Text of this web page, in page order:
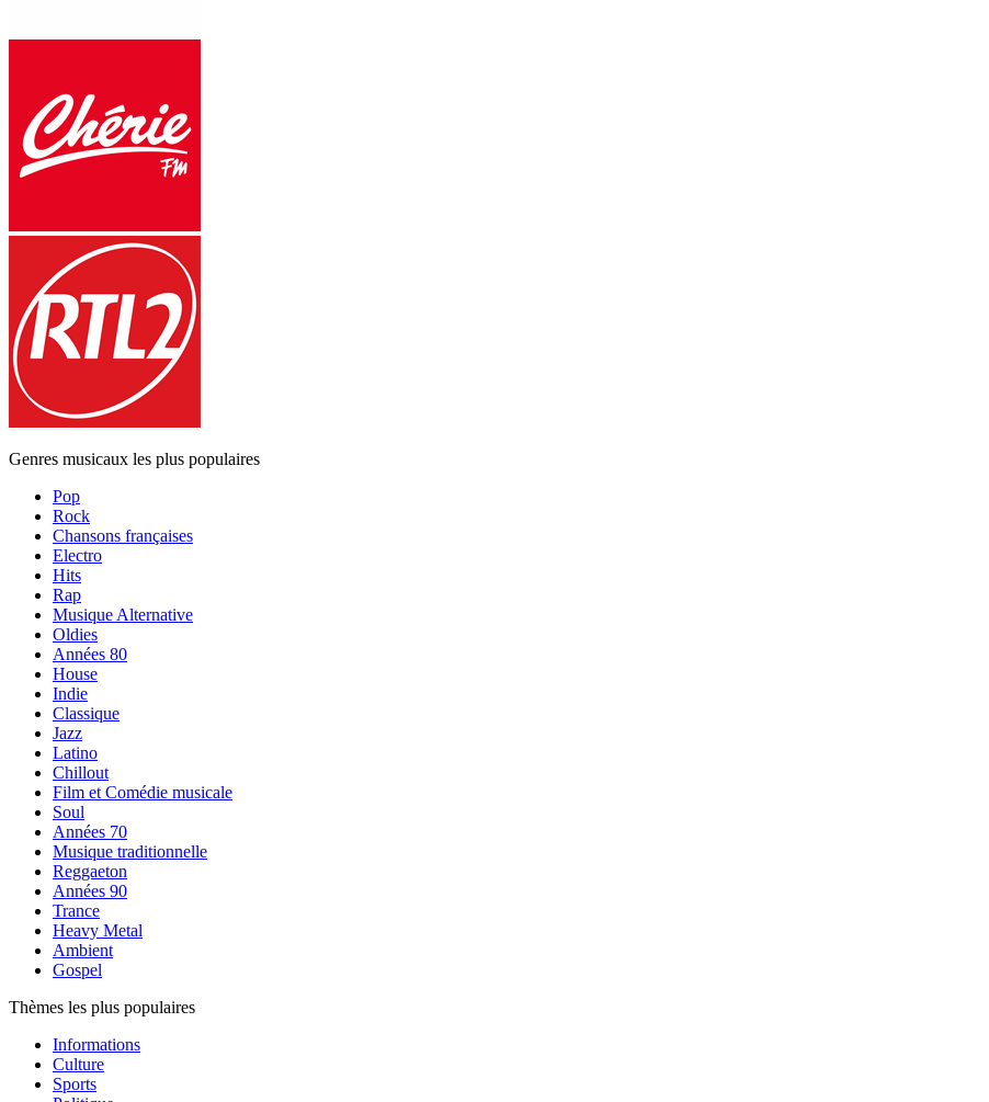
Genres musicaux les plus populaires
Pop
Rock
Chansons françaises
Electro
Hits
Rap
Musique Alternative
Oldies
Années 80
House
Indie
Classique
Jazz
Latino
Chillout
Film et Comédie musicale
Soul
Années 70
Musique traditionnelle
Reggaeton
Années 90
Trance
Heavy Metal
Ambient
Gospel
Thèmes les plus populaires
Informations
Culture
Sports